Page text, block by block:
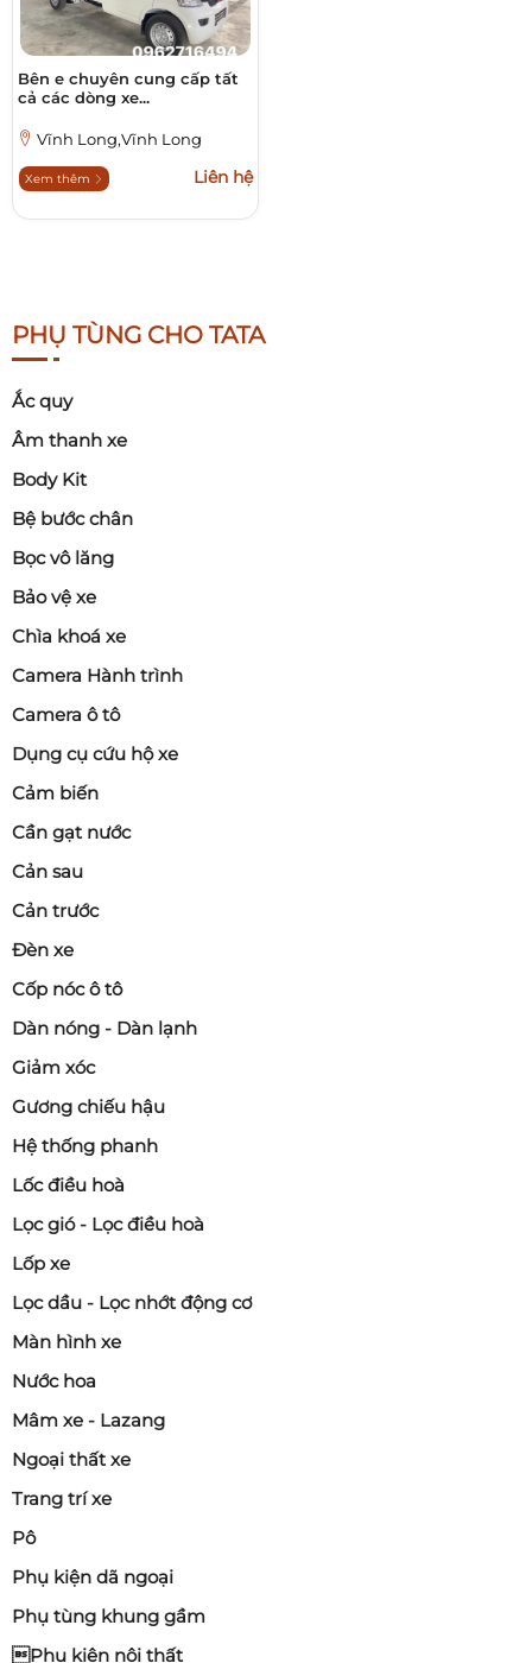
Bên e chuyên cung cấp tất
cả các dòng xe...
Vĩnh Long,Vĩnh Long
Xem thêm Liên hệ
PHỤ TÙNG CHO TATA
Ắc quy
Âm thanh xe
Body Kit
Bệ bước chân
Bọc vô lăng
Bảo vệ xe
Chìa khoá xe
Camera Hành trình
Camera ô tô
Dụng cụ cứu hộ xe
Cảm biến
Cần gạt nước
Cản sau
Cản trước
Đèn xe
Cốp nóc ô tô
Dàn nóng - Dàn lạnh
Giảm xóc
Gương chiếu hậu
Hệ thống phanh
Lốc điều hoà
Lọc gió - Lọc điều hoà
Lốp xe
Lọc dầu - Lọc nhớt động cơ
Màn hình xe
Nước hoa
Mâm xe - Lazang
Ngoại thất xe
Trang trí xe
Pô
Phụ kiện dã ngoại
Phụ tùng khung gầm
Phụ kiện nội thất